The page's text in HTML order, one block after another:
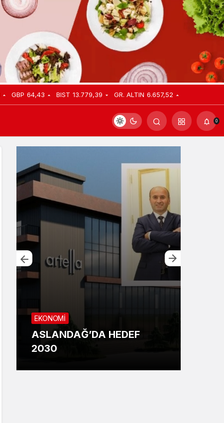
GBP 64,43 BIST 13.779,39 GR. ALTIN 6.657,52
0
EKONOMİ
ASLANDAĞ’DA HEDEF
2030